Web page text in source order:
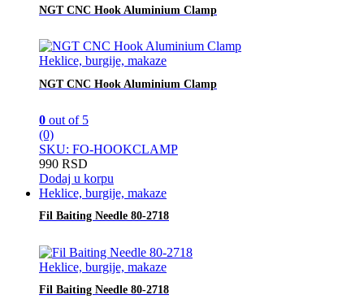
NGT CNC Hook Aluminium Clamp
Heklice, burgije, makaze
NGT CNC Hook Aluminium Clamp
0 out of 5
(0)
SKU: FO-HOOKCLAMP
990 RSD
Dodaj u korpu
Heklice, burgije, makaze
Fil Baiting Needle 80-2718
Heklice, burgije, makaze
Fil Baiting Needle 80-2718